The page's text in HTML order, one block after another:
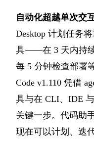
自动化超越单次交互
Desktop 计划任务
具——在 3 天内持续
每 5 分钟检查部署
Code v1.110 凭借
具与在 CLI、IDE
关键一步。代码助
现在可以计划、迭